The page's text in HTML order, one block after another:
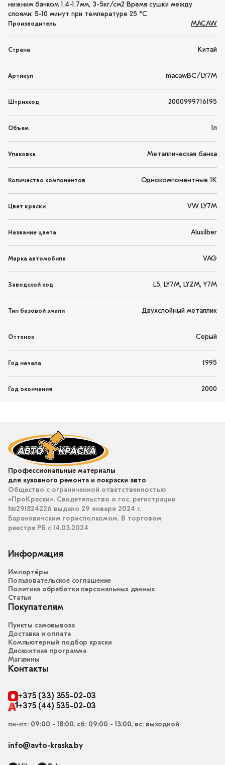
нижним бачком 1.4-1.7мм, 3-5кг/см2 Время сушки между
слоями: 5-10 минут при температуре 25 °C
Производитель MACAW
Страна Китай
Артикул macawBC/LY7M
Штрихкод 2000999716195
Объем 1л
Упаковка Металлическая банка
Количество компонентов Однокомпонентные 1K
Цвет краски VW LY7M
Название цвета Alusilber
Марка автомобиля VAG
Заводской код L5, LY7M, LYZM, Y7M
Тип базовой эмали Двухслойный металлик
Оттенок Серый
Год начала 1995
Год окончания 2000
Профессиональные материалы
для кузовного ремонта и покраски авто
Общество с ограниченной ответственностью
«ПроКраски». Свидетельство о гос. регистрации
№291824226 выдано 29 января 2024 г.
Барановичским горисполкомом. В торговом
реестре РБ с 14.03.2024
Информация
Импортёры
Пользовательское соглашение
Политика обработки персональных данных
Статьи
Покупателям
Пункты самовывоза
Доставка и оплата
Компьютерный подбор краски
Дисконтная программа
Магазины
Контакты
+375 (33) 355-02-03
+375 (44) 535-02-03
пн-пт: 09:00 - 18:00, сб: 09:00 - 13:00, вс: выходной
info@avto-kraska.by